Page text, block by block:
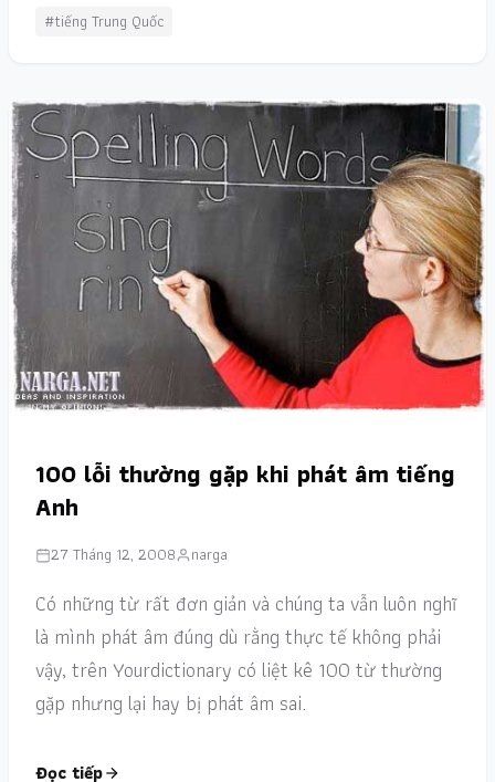
#tiếng Trung Quốc
100 lỗi thường gặp khi phát âm tiếng
Anh
27 Tháng 12, 2008 narga
Có những từ rất đơn giản và chúng ta vẫn luôn nghĩ
là mình phát âm đúng dù rằng thực tế không phải
vậy, trên Yourdictionary có liệt kê 100 từ thường
gặp nhưng lại hay bị phát âm sai.
Đọc tiếp